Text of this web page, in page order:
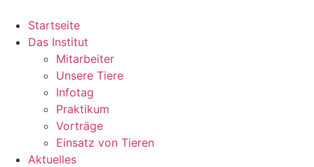
Startseite
Das Institut
Mitarbeiter
Unsere Tiere
Infotag
Praktikum
Vorträge
Einsatz von Tieren
Aktuelles